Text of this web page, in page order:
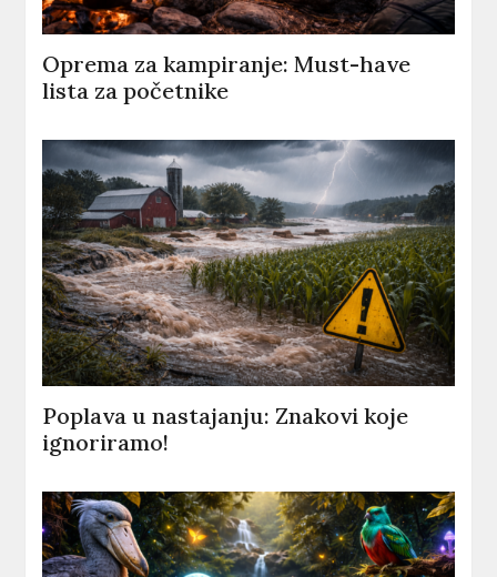
Oprema za kampiranje: Must-have
lista za početnike
Poplava u nastajanju: Znakovi koje
ignoriramo!